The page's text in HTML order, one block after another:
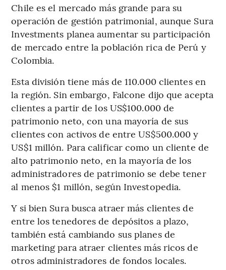
Chile es el mercado más grande para su
operación de gestión patrimonial, aunque Sura
Investments planea aumentar su participación
de mercado entre la población rica de Perú y
Colombia.
Esta división tiene más de 110.000 clientes en
la región. Sin embargo, Falcone dijo que acepta
clientes a partir de los US$100.000 de
patrimonio neto, con una mayoría de sus
clientes con activos de entre US$500.000 y
US$1 millón. Para calificar como un cliente de
alto patrimonio neto, en la mayoría de los
administradores de patrimonio se debe tener
al menos $1 millón, según Investopedia.
Y si bien Sura busca atraer más clientes de
entre los tenedores de depósitos a plazo,
también está cambiando sus planes de
marketing para atraer clientes más ricos de
otros administradores de fondos locales.